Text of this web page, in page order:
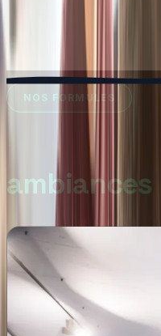
NOS FORMULES
Trois
ambiances